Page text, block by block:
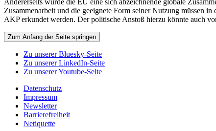
Andererseits würde die EU eine sich abzeichnende globale
Zusammenarbeit und die geeignete Form seiner Nutzung müssen
AKP erkundet werden. Der politische Anstoß hierzu könnte auch
Zum Anfang der Seite springen
Zu unserer Bluesky-Seite
Zu unserer LinkedIn-Seite
Zu unserer Youtube-Seite
Datenschutz
Impressum
Newsletter
Barrierefreiheit
Netiquette